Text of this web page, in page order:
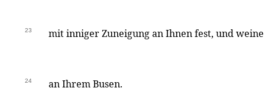
23 mit inniger Zuneigung an Ihnen fest, und
24 an Ihrem Busen.